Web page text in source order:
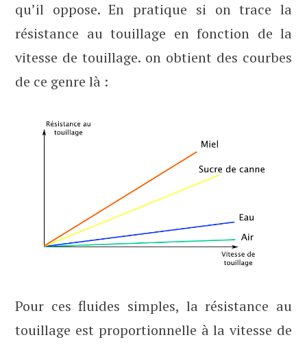
qu’il oppose. En pratique si on trace la
résistance au touillage en fonction de la
vitesse de touillage. on obtient des courbes
de ce genre là :
Pour ces fluides simples, la résistance au
touillage est proportionnelle à la vitesse de